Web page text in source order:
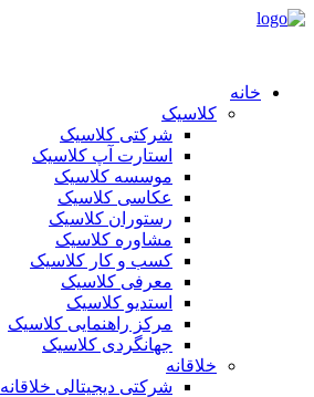
خانه
کلاسیک
شرکتی کلاسیک
استارت آپ کلاسیک
موسسه کلاسیک
عکاسی کلاسیک
رستوران کلاسیک
مشاوره کلاسیک
کسب و کار کلاسیک
معرفی کلاسیک
استدیو کلاسیک
مرکز راهنمایی کلاسیک
جهانگردی کلاسیک
خلاقانه
شرکتی دیجیتالی خلاقانه